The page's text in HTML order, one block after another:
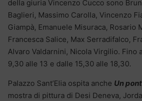
della giuria Vincenzo Cucco sono
Baglieri, Massimo Carolla, Vincenzo
Giampà, Emanuele Misuraca, Rosario
Francesca Salice, Max Serradifalco,
Alvaro Valdarnini, Nicola Virgilio. Fino
9,30 alle 13 e dalle 15,30 alle 18,30.
Palazzo Sant’Elia ospita anche Un
mostra di pittura di Desi Deneva,